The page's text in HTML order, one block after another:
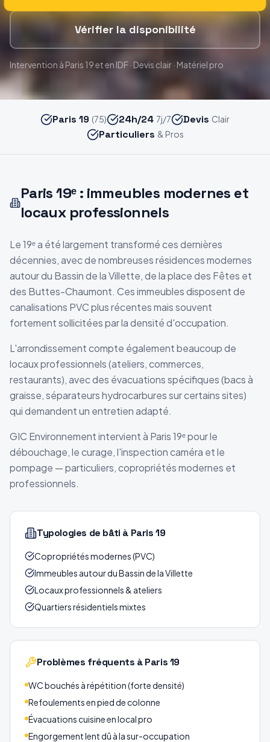
Vérifier la disponibilité
Intervention à Paris 19et en IDF · Devis clair · Matériel pro
Paris 19 (75) 24h/24 7j/7 Devis Clair
Particuliers & Pros
Paris 19ᵉ : immeubles modernes et
locaux professionnels
Le 19ᵉ a été largement transformé ces dernières
décennies, avec de nombreuses résidences modernes
autour du Bassin de la Villette, de la place des Fêtes et
des Buttes-Chaumont. Ces immeubles disposent de
canalisations PVC plus récentes mais souvent
fortement sollicitées par la densité d'occupation.
L'arrondissement compte également beaucoup de
locaux professionnels (ateliers, commerces,
restaurants), avec des évacuations spécifiques (bacs à
graisse, séparateurs hydrocarbures sur certains sites)
qui demandent un entretien adapté.
GIC Environnement intervient à Paris 19ᵉ pour le
débouchage, le curage, l'inspection caméra et le
pompage — particuliers, copropriétés modernes et
professionnels.
Typologies de bâti à Paris 19
Copropriétés modernes (PVC)
Immeubles autour du Bassin de la Villette
Locaux professionnels & ateliers
Quartiers résidentiels mixtes
Problèmes fréquents à Paris 19
WC bouchés à répétition (forte densité)
Refoulements en pied de colonne
Évacuations cuisine en local pro
Engorgement lent dû à la sur-occupation